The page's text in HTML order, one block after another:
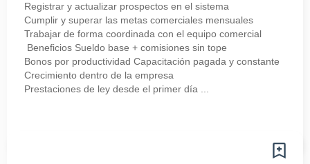
Registrar y actualizar prospectos en el sistema
Cumplir y superar las metas comerciales mensuales
Trabajar de forma coordinada con el equipo comercial
Beneficios Sueldo base + comisiones sin tope
Bonos por productividad Capacitación pagada y constante
Crecimiento dentro de la empresa
Prestaciones de ley desde el primer día ...